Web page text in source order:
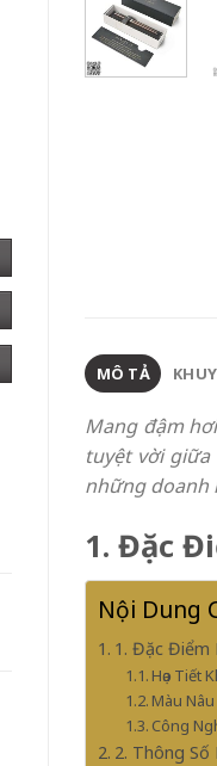
MÔ TẢ
Mang đậm
tuyệt vời
những doanh
1. Đặc
Nội Dung
1. Đặc Điểm
Họa Tiết
Màu
Công
2. Thông Số